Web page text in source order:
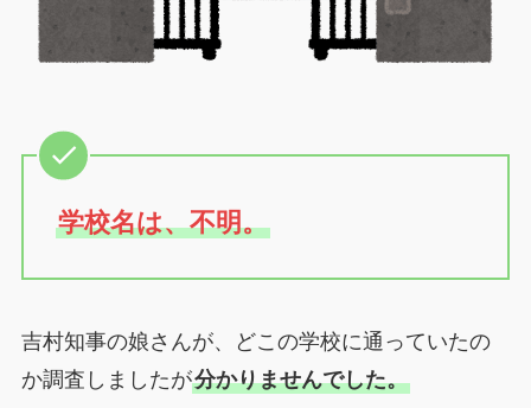
学校名は、不明。
吉村知事の娘さんが、どこの学校に通っていたの
か調査しましたが分かりませんでした。